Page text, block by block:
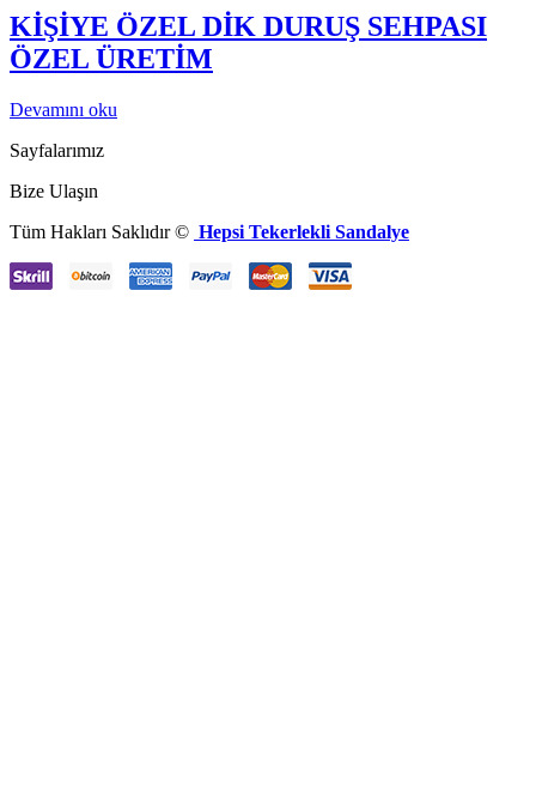
KİŞİYE ÖZEL DİK DURUŞ SEHPASI
ÖZEL ÜRETİM
Devamını oku
Sayfalarımız
Bize Ulaşın
Tüm Hakları Saklıdır © Hepsi Tekerlekli Sandalye